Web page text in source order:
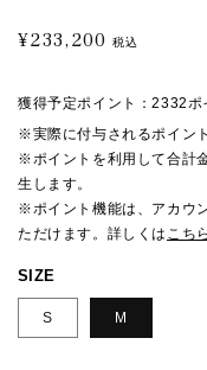
通
価
格
¥233,200 税込
獲得予定ポイント：2332ポ
※実際に付与されるポイン
※ポイントを利用して合計
生します。
※ポイント機能は、アカウ
ただけます。詳しくは こちら
SIZE
S M